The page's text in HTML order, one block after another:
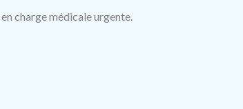
charge médicale urgente.